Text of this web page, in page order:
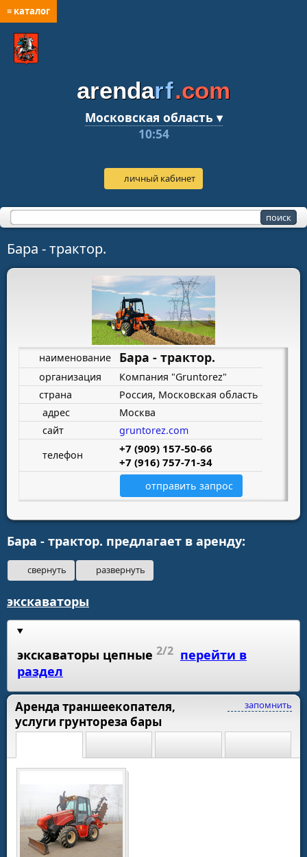
≡ каталог
arendarf.com
Московская область ▾
10:54
личный кабинет
Бара - трактор.
наименование Бара - трактор.
организация
Компания "Gruntorez"
страна
Россия, Московская область
адрес
Москва
сайт
gruntorez.com
телефон
+7 (909) 157-50-66
+7 (916) 757-71-34
отправить запрос
Бара - трактор. предлагает в аренду:
свернуть развернуть
экскаваторы
экскаваторы цепные 2/2 перейти в
раздел
запомнить
Аренда траншеекопателя,
услуги грунтореза бары